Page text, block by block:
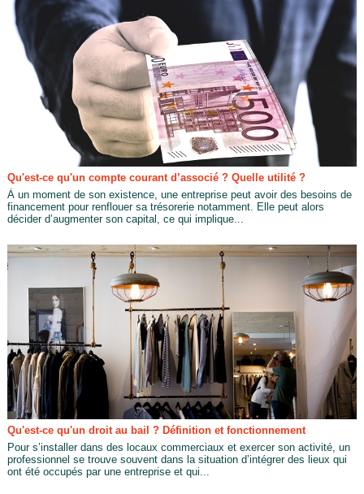
Qu'est-ce qu'un compte courant d’associé ? Quelle utilité ?
À un moment de son existence, une entreprise peut avoir des besoins de
financement pour renflouer sa trésorerie notamment. Elle peut alors
décider d’augmenter son capital, ce qui implique...
Qu'est-ce qu'un droit au bail ? Définition et fonctionnement
Pour s’installer dans des locaux commerciaux et exercer son activité, un
professionnel se trouve souvent dans la situation d’intégrer des lieux qui
ont été occupés par une entreprise et qui...